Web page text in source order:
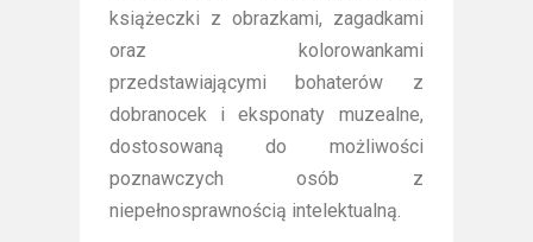
książeczki z obrazkami, zagadkami
oraz kolorowankami
przedstawiającymi bohaterów z
dobranocek i eksponaty muzealne,
dostosowaną do możliwości
poznawczych osób z
niepełnosprawnością intelektualną.